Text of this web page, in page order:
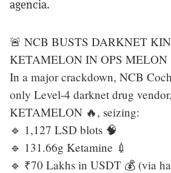
agencia.
🚨 NCB BUSTS DARKNET
KETAMELON IN OPS MELON
In a major crackdown, NCB
only Level-4 darknet drug
KETAMELON 🔥, seizing:
🔹 1,127 LSD blots 🧠
🔹 131.66g Ketamine 💉
🔹 ₹70 Lakhs in USDT 💰 (via